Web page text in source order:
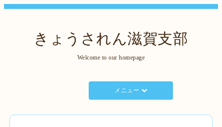
きょうされん滋賀支部
Welcome to our homepage
メニュー